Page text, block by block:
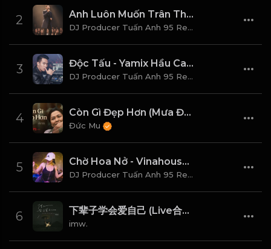
2 Anh Luôn Muốn Trân Thành Tử Tế Và Tôn Trọng Em Thật Nhiều
DJ Producer Tuấn Anh 95 Remix
3 Độc Tấu - Yamix Hầu Ca DJ Producer Tuấn Anh 95 Vina House (Remix 2026)
DJ Producer Tuấn Anh 95 Remix
4 Còn Gì Đẹp Hơn (Mưa Đỏ Original Soundtrack)
Đức Mu
5 Chờ Hoa Nở - Vinahouse (Remix 2025) Ver 2 DJ Producer Tuấn Anh 95
DJ Producer Tuấn Anh 95 Remix
6 下辈子学会爱自己 (Live合唱版)
imw.